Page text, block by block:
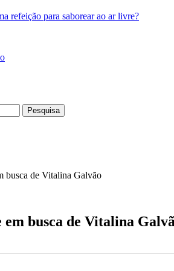
refeição para saborear ao ar livre?
busca de Vitalina Galvão
em busca de Vitalina